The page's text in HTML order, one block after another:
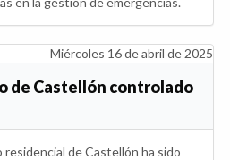
Miércoles 16 de abril de 2025
de Castellón controlado
de Castellón ha sido